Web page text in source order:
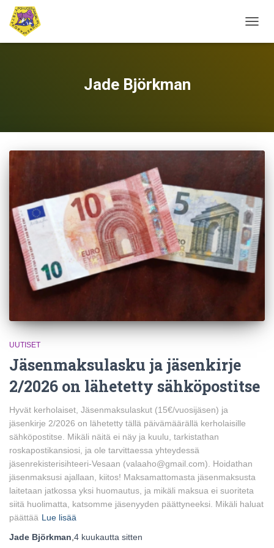
Jade Björkman
UUTISET
Jäsenmaksulasku ja jäsenkirje
2/2026 on lähetetty sähköpostitse
Hyvät kerholaiset, Jäsenmaksulaskut (15€/vuosijäsen) ja
jäsenkirje 2/2026 on lähetetty tällä päivämäärällä kerholaisille
sähköpostitse. Mikäli näitä ei näy ja kuulu, tarkistathan
roskapostikansiosi, ja ole tarvittaessa yhteydessä
jäsenrekisterisihteeri-Vesaan (valaaho@gmail.com). Hoidathan
jäsenmaksusi ajallaan, kiitos! Maksamattomasta jäsenmaksusta
laitetaan jatkossa yksi huomautus, ja mikäli maksua ei suoriteta
siitä huolimatta, katsomme jäsenyyden päättyneeksi. Mikäli haluat
päättää Lue lisää
Jade Björkman 4 kuukautta sitten